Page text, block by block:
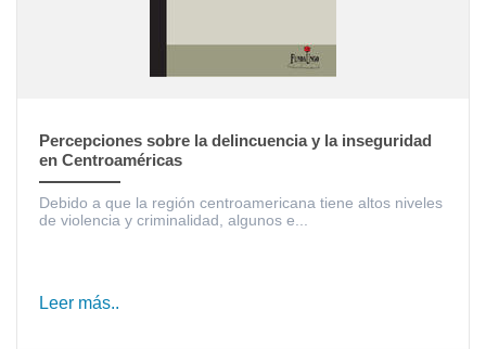
Percepciones sobre la delincuencia y la inseguridad
en Centroaméricas
Debido a que la región centroamericana tiene altos niveles
de violencia y criminalidad, algunos e...
Leer más..